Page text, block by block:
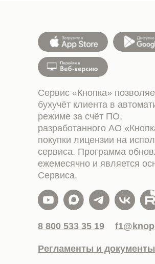
8 800 533 35 19
Регламенты и документы
Сервис «Кнопка»
бухучёт клиента в
режиме за счёт ПО,
разработанного АО
покупки лицензии на
сервиса. Программа
ежемесячно и является
Сервиса.